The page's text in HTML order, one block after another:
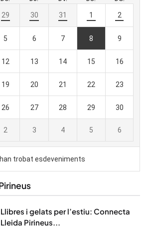
Llibres i gelats per l’estiu: Connecta
Lleida Pirineus...